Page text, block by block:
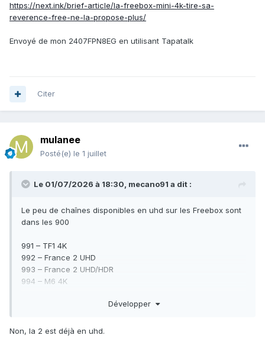
https://next.ink/brief-article/la-freebox-mini-4k-tire-sa-
reverence-free-ne-la-propose-plus/
Envoyé de mon 2407FPN8EG en utilisant Tapatalk
Citer
mulanee
Posté(e) le 1 juillet
Le 01/07/2026 à 18:30, mecano91 a dit :
Le peu de chaînes disponibles en uhd sur les Freebox sont
dans les 900
991 – TF1 4K
992 – France 2 UHD
993 – France 2 UHD/HDR
994 – M6 4K
998 – Stingray Festivals 4K
Envoyé de mon 2407FPN8EG en utilisant Tapatalk
Développer
Non, la 2 est déjà en uhd.